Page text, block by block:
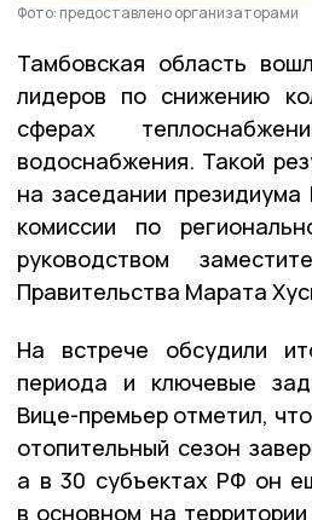
Фото: предоставлено организаторами
Тамбовская область
лидеров по снижению
сферах
водоснабжения. Такой
на заседании президиума
комиссии по
руководством
Правительства Марата
На встрече обсудили
периода и ключевые
Вице-премьер отметил,
отопительный сезон
а в 30 субъектах РФ он
в основном на